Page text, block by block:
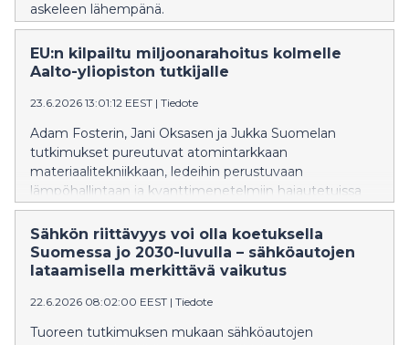
askeleen lähempänä.
EU:n kilpailtu miljoonarahoitus kolmelle
Aalto-yliopiston tutkijalle
23.6.2026 13:01:12 EEST | Tiedote
Adam Fosterin, Jani Oksasen ja Jukka Suomelan
tutkimukset pureutuvat atomintarkkaan
materiaalitekniikkaan, ledeihin perustuvaan
lämpöhallintaan ja kvanttimenetelmiin hajautetuissa
verkoissa.
Sähkön riittävyys voi olla koetuksella
Suomessa jo 2030-​luvulla – sähköautojen
lataamisella merkittävä vaikutus
22.6.2026 08:02:00 EEST | Tiedote
Tuoreen tutkimuksen mukaan sähköautojen